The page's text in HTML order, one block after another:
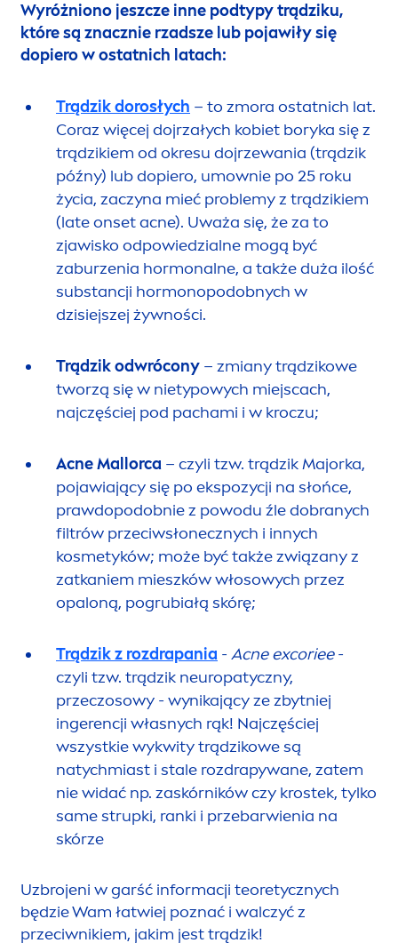
Wyróżniono jeszcze inne podtypy trądziku,
które są znacznie rzadsze lub pojawiły się
dopiero w ostatnich latach:
Trądzik dorosłych – to zmora ostatnich lat.
Coraz więcej dojrzałych kobiet boryka się z
trądzikiem od okresu dojrzewania (trądzik
późny) lub dopiero, umownie po 25 roku
życia, zaczyna mieć problemy z trądzikiem
(late onset acne). Uważa się, że za to
zjawisko odpowiedzialne mogą być
zaburzenia hormonalne, a także duża ilość
substancji hormonopodobnych w
dzisiejszej żywności.
Trądzik odwrócony – zmiany trądzikowe
tworzą się w nietypowych miejscach,
najczęściej pod pachami i w kroczu;
Acne Mallorca – czyli tzw. trądzik Majorka,
pojawiający się po ekspozycji na słońce,
prawdopodobnie z powodu źle dobranych
filtrów przeciwsłonecznych i innych
kosmetyków; może być także związany z
zatkaniem mieszków włosowych przez
opaloną, pogrubiałą skórę;
Trądzik z rozdrapania - Acne excoriee-
czyli tzw. trądzik neuropatyczny,
przeczosowy - wynikający ze zbytniej
ingerencji własnych rąk! Najczęściej
wszystkie wykwity trądzikowe są
natychmiast i stale rozdrapywane, zatem
nie widać np. zaskórników czy krostek, tylko
same strupki, ranki i przebarwienia na
skórze
Uzbrojeni w garść informacji teoretycznych
będzie Wam łatwiej poznać i walczyć z
przeciwnikiem, jakim jest trądzik!